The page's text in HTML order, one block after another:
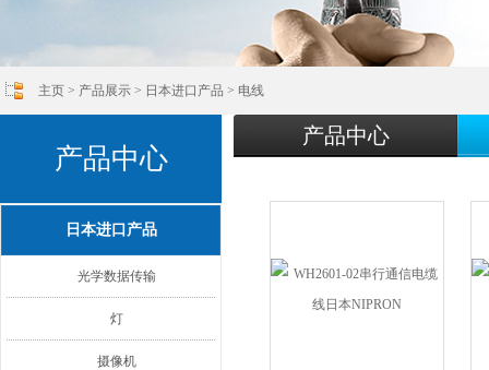
主页 > 产品展示 > 日本进口产品 > 电线
产品中心
日本进口产品
光学数据传输
灯
摄像机
产品中心